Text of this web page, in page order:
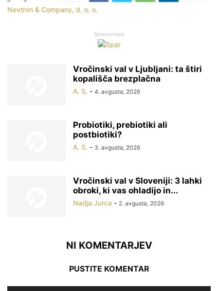
Nevtron & Company, d. o. o.
Sponzorirano
Vročinski val v Ljubljani: ta štiri
kopališča brezplačna
A. S. - 4. avgusta, 2026
Probiotiki, prebiotiki ali
postbiotiki?
A. S. - 3. avgusta, 2026
Vročinski val v Sloveniji: 3 lahki
obroki, ki vas ohladijo in...
Nadja Jurca - 2. avgusta, 2026
NI KOMENTARJEV
PUSTITE KOMENTAR